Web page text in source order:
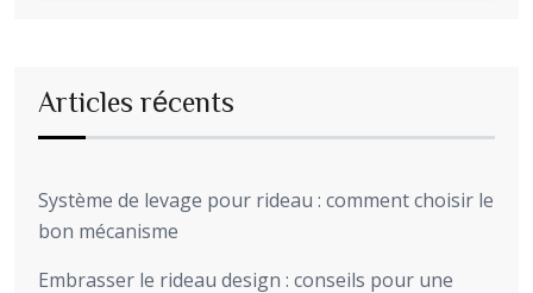
Articles récents
Système de levage pour rideau : comment choisir le
bon mécanisme
Embrasser le rideau design : conseils pour une